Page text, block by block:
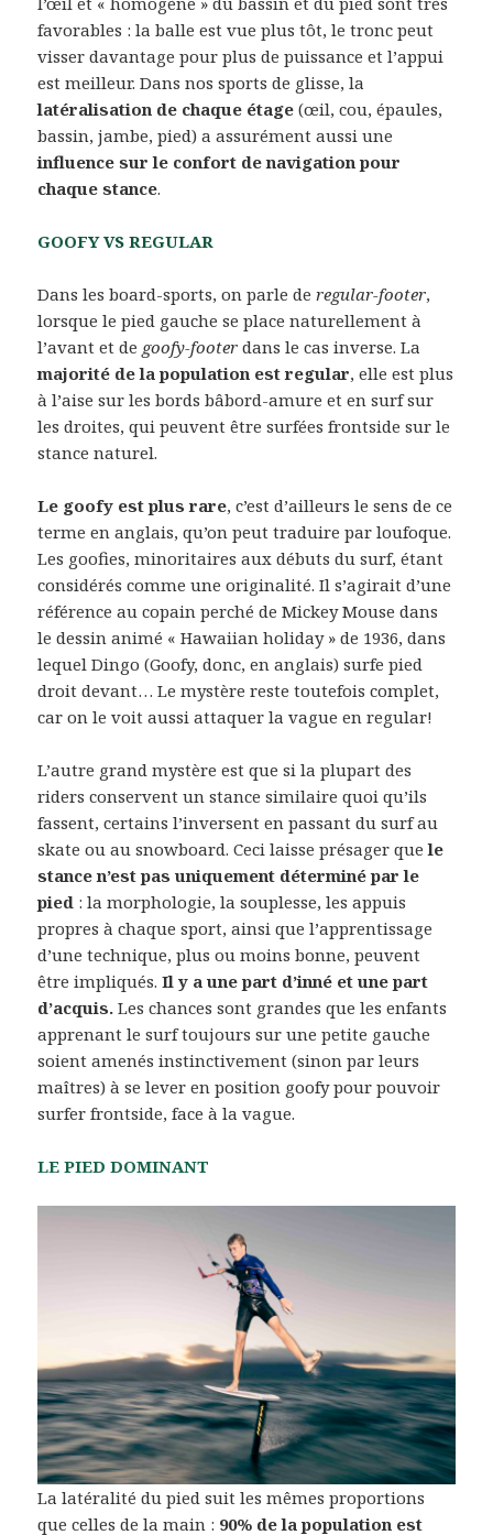
favorables : la balle est vue plus tôt, le tronc peut
visser davantage pour plus de puissance et l’appui
est meilleur. Dans nos sports de glisse, la
latéralisation de chaque étage(œil, cou, épaules,
bassin, jambe, pied) a assurément aussi une
influence sur le confort de navigation pour
chaque stance.
GOOFY VS REGULAR
Dans les board-sports, on parle deregular-footer,
lorsque le pied gauche se place naturellement à
l’avant et de goofy-footer dans le cas inverse. La
majorité de la population est regular, elle est plus
à l’aise sur les bords bâbord-amure et en surf sur
les droites, qui peuvent être surfées frontside sur le
stance naturel.
Le goofy est plus rare, c’est d’ailleurs le sens de ce
terme en anglais, qu’on peut traduire par loufoque.
Les goofies, minoritaires aux débuts du surf, étant
considérés comme une originalité. Il s’agirait d’une
référence au copain perché de Mickey Mouse dans
le dessin animé « Hawaiian holiday » de 1936, dans
lequel Dingo (Goofy, donc, en anglais) surfe pied
droit devant… Le mystère reste toutefois complet,
car on le voit aussi attaquer la vague en regular!
L’autre grand mystère est que si la plupart des
riders conservent un stance similaire quoi qu’ils
fassent, certains l’inversent en passant du surf au
skate ou au snowboard. Ceci laisse présager quele
stance n’est pas uniquement déterminé par le
pied : la morphologie, la souplesse, les appuis
propres à chaque sport, ainsi que l’apprentissage
d’une technique, plus ou moins bonne, peuvent
être impliqués.Il y a une part d’inné et une part
d’acquis. Les chances sont grandes que les enfants
apprenant le surf toujours sur une petite gauche
soient amenés instinctivement (sinon par leurs
maîtres) à se lever en position goofy pour pouvoir
surfer frontside, face à la vague.
LE PIED DOMINANT
La latéralité du pied suit les mêmes proportions
que celles de la main : 90% de la population est